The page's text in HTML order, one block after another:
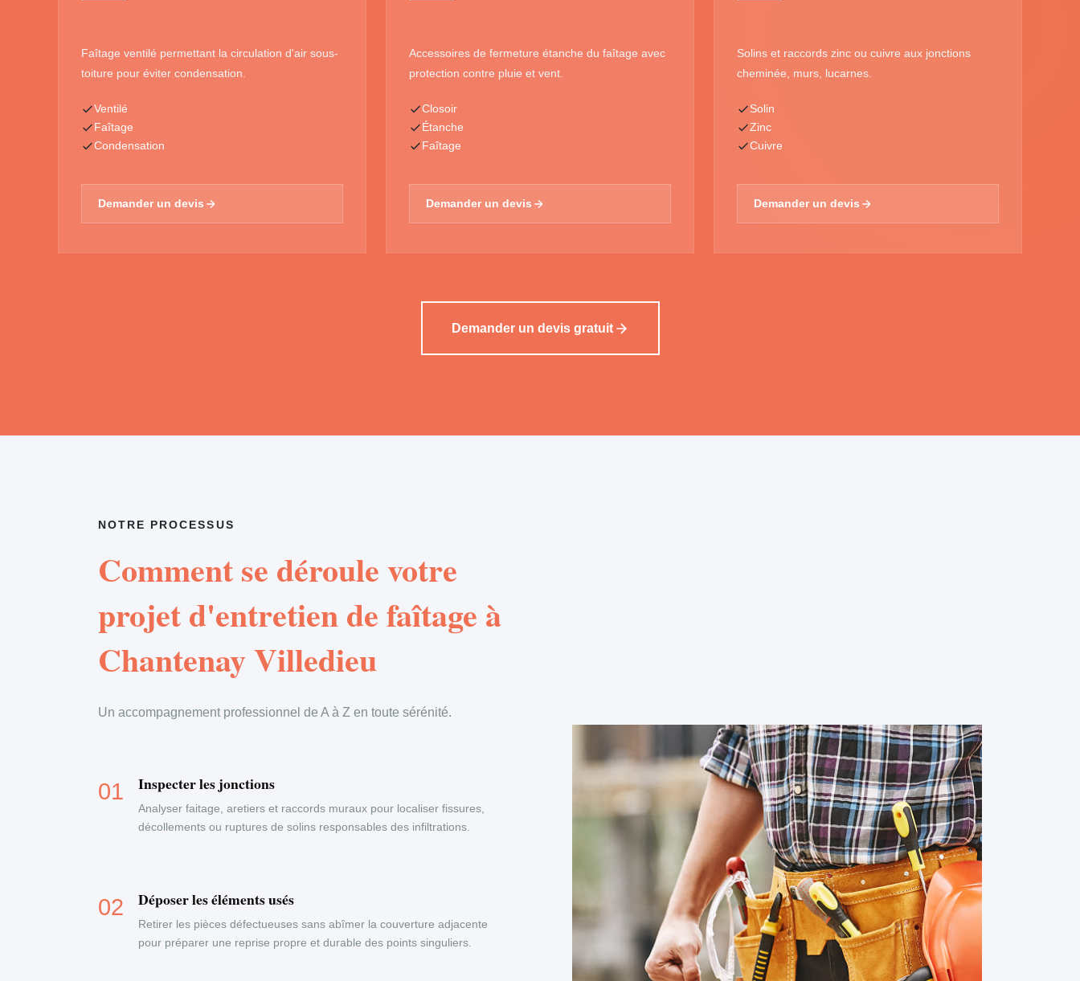
Faîtage ventilé permettant la circulation d'air sous-
toiture pour éviter condensation.
Ventilé
Faîtage
Condensation
Demander un devis
Accessoires de fermeture étanche du faîtage avec
protection contre pluie et vent.
Closoir
Étanche
Faîtage
Demander un devis
Solins et raccords zinc ou cuivre aux jonctions
cheminée, murs, lucarnes.
Solin
Zinc
Cuivre
Demander un devis
Demander un devis gratuit
NOTRE PROCESSUS
Comment se déroule votre
projet d'entretien de faîtage à
Chantenay Villedieu
Un accompagnement professionnel de A à Z en toute sérénité.
Inspecter les jonctions
Analyser faitage, aretiers et raccords muraux pour localiser fissures,
décollements ou ruptures de solins responsables des infiltrations.
Déposer les éléments usés
Retirer les pièces défectueuses sans abîmer la couverture adjacente
pour préparer une reprise propre et durable des points singuliers.